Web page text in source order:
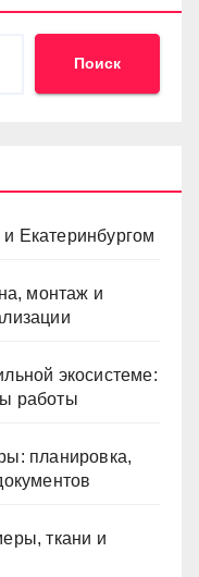
Поиск
Екатеринбургом
монтаж и
экосистеме:
работы
планировка,
ткани и